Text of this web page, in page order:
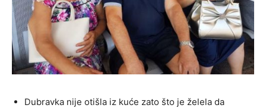
Dubravka nije otišla iz kuće zato što je želela da